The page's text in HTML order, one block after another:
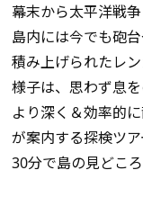
幕末から太平洋戦
島内には今でも砲
積み上げられたレ
様子は、思わず息
より深く＆効率的
が案内する探検ツア
30分で島の見どこ